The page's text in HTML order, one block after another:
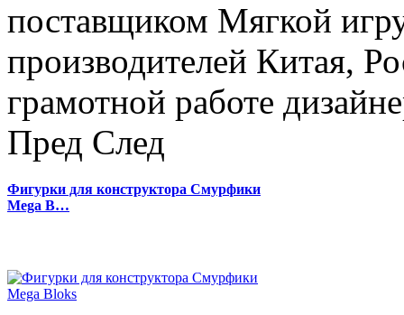
поставщиком Мягкой
производителей Китая,
грамотной работе
Пред След
Фигурки для конструктора Смурфики
Mega B…